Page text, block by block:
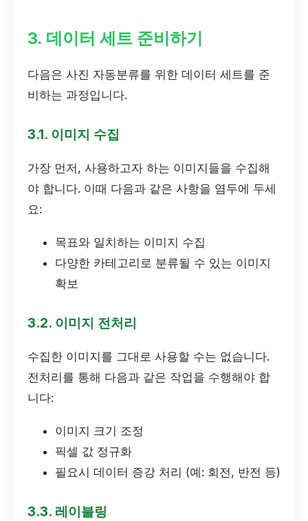
3. 데이터 세트 준비하기
다음은 사진 자동분류를 위한 데이터 세트를 준
비하는 과정입니다.
3.1. 이미지 수집
가장 먼저, 사용하고자 하는 이미지들을 수집해
야 합니다. 이때 다음과 같은 사항을 염두에 두세
요:
목표와 일치하는 이미지 수집
다양한 카테고리로 분류될 수 있는 이미지
확보
3.2. 이미지 전처리
수집한 이미지를 그대로 사용할 수는 없습니다.
전처리를 통해 다음과 같은 작업을 수행해야 합
니다:
이미지 크기 조정
픽셀 값 정규화
필요시 데이터 증강 처리 (예: 회전, 반전 등)
3.3. 레이블링